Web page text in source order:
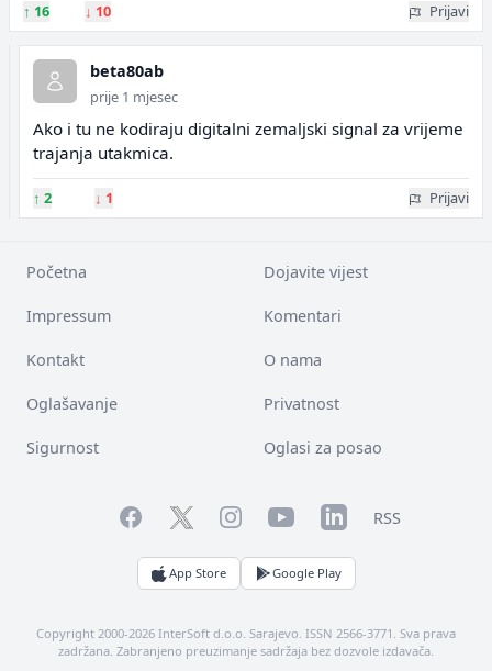
↑ 16 ↓ 10 Prijavi
beta80ab
prije 1 mjesec
Ako i tu ne kodiraju digitalni zemaljski signal za vrijeme
trajanja utakmica.
↑ 2 ↓ 1 Prijavi
Početna Dojavite vijest
Impressum Komentari
Kontakt O nama
Oglašavanje Privatnost
Sigurnost Oglasi za posao
FacebookTwitterInstagramYouTubeLinkedInRSS
App Store Google Play
Copyright 2000-2026 InterSoft d.o.o. Sarajevo. ISSN 2566-3771. Sva prava
zadržana. Zabranjeno preuzimanje sadržaja bez dozvole izdavača.